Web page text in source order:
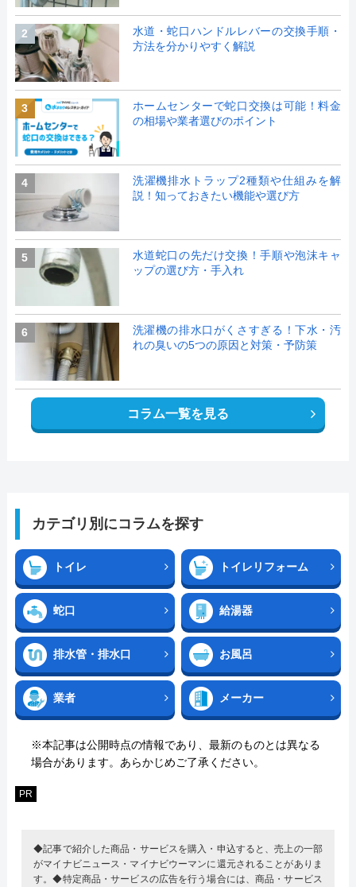
2
水道・蛇口ハンドルレバーの交換手順・
方法を分かりやすく解説
3
ホームセンターで蛇口交換は可能！料金
の相場や業者選びのポイント
4
洗濯機排水トラップ2種類や仕組みを解
説！知っておきたい機能や選び方
5
水道蛇口の先だけ交換！手順や泡沫キャ
ップの選び方・手入れ
6
洗濯機の排水口がくさすぎる！下水・汚
れの臭いの5つの原因と対策・予防策
コラム一覧を見る
カテゴリ別にコラムを探す
トイレ トイレリフォーム
蛇口 給湯器
排水管・排水口 お風呂
業者 メーカー
※本記事は公開時点の情報であり、最新のものとは異なる
場合があります。あらかじめご了承ください。
PR
◆記事で紹介した商品・サービスを購入・申込すると、売上の一部
がマイナビニュース・マイナビウーマンに還元されることがありま
す。◆特定商品・サービスの広告を行う場合には、商品・サービス